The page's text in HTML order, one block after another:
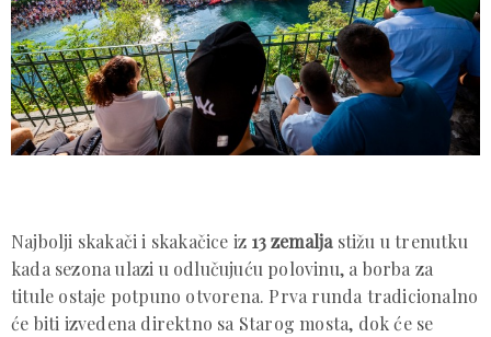
Najbolji skakači i skakačice iz 13 zemalja stižu u trenutku
kada sezona ulazi u odlučujuću polovinu, a borba za
titule ostaje potpuno otvorena. Prva runda tradicionalno
će biti izvedena direktno sa Starog mosta, dok će se